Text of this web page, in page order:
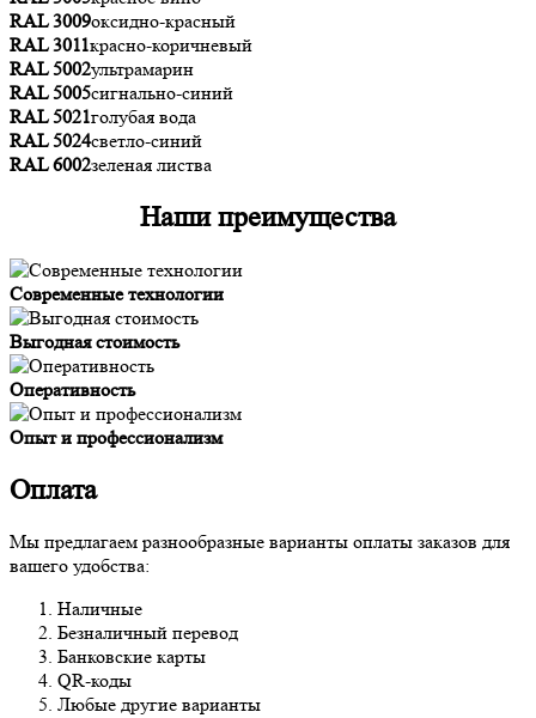
RAL 3009оксидно-красный
RAL 3011красно-коричневый
RAL 5002ультрамарин
RAL 5005сигнально-синий
RAL 5021голубая вода
RAL 5024светло-синий
RAL 6002зеленая листва
Наши преимущества
Современные технологии
Выгодная стоимость
Оперативность
Опыт и профессионализм
Оплата
Мы предлагаем разнообразные варианты оплаты заказов для
вашего удобства:
Наличные
Безналичный перевод
Банковские карты
QR-коды
Любые другие варианты